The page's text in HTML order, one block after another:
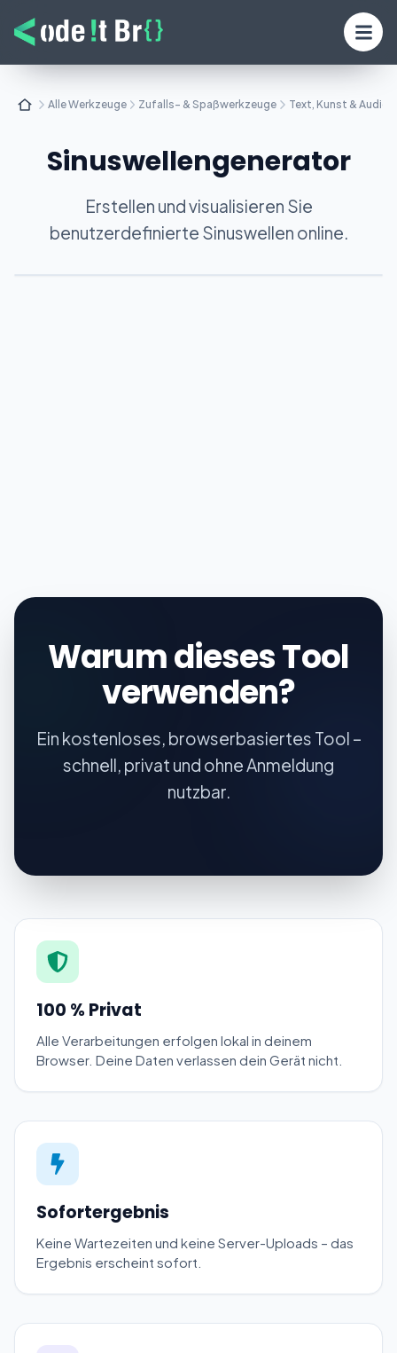
Alle Werkzeuge Zufalls- & Spaßwerkzeuge Text, Kunst & Audio
Sinuswellengenerator
Erstellen und visualisieren Sie
benutzerdefinierte Sinuswellen online.
Warum dieses Tool
verwenden?
Ein kostenloses, browserbasiertes Tool –
schnell, privat und ohne Anmeldung
nutzbar.
100 % Privat
Alle Verarbeitungen erfolgen lokal in deinem
Browser. Deine Daten verlassen dein Gerät nicht.
Sofortergebnis
Keine Wartezeiten und keine Server-Uploads – das
Ergebnis erscheint sofort.